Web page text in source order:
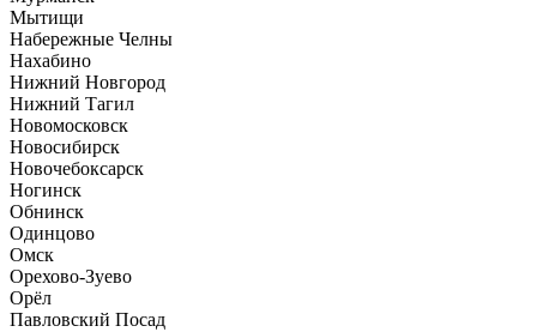
Мытищи
Набережные Челны
Нахабино
Нижний Новгород
Нижний Тагил
Новомосковск
Новосибирск
Новочебоксарск
Ногинск
Обнинск
Одинцово
Омск
Орехово-Зуево
Орёл
Павловский Посад